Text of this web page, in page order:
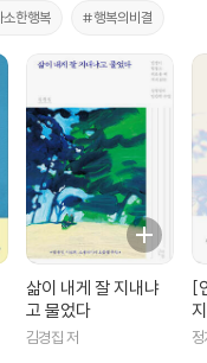
한행복 #행복의비결
삶이 내게 잘 지내냐
고 물었다
김경집 저
[